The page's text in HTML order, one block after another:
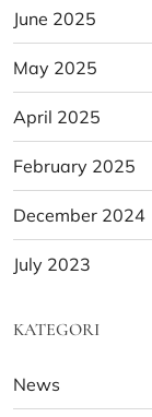
June 2025
May 2025
April 2025
February 2025
December 2024
July 2023
KATEGORI
News